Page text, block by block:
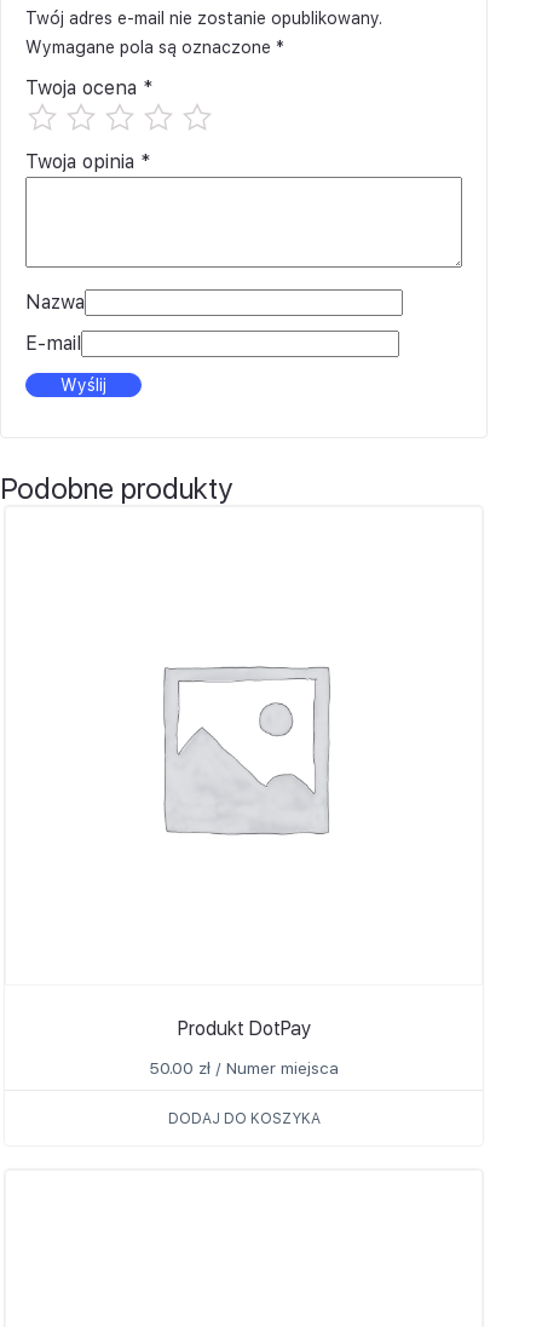
Twój adres e-mail nie zostanie opublikowany.
Wymagane pola są oznaczone *
Twoja ocena *
Twoja opinia *
Nazwa
E-mail
Podobne produkty
Produkt DotPay
50.00 zł / Numer miejsca
DODAJ DO KOSZYKA